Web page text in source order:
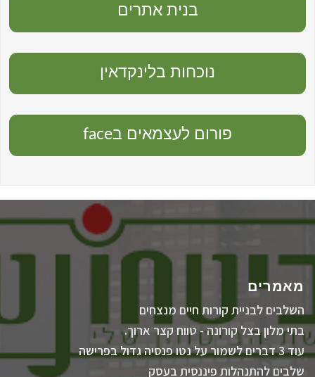
בנית אתרים
נוכחות בלינקדאין
פורום לעצמאים בface
מאמרים
השלבים לבניית קורות חיים מנצחים
בתי מלון בצל קורונה - טווח קצר ארוך.
עוד 3 דברים לשמור על נטו פנסיה גדול בפרישה
שלבים להתנהלות פיננסית בעסק